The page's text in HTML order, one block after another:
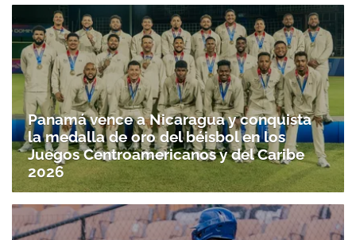
Panamá vence a Nicaragua y conquista
la medalla de oro del béisbol en los
Juegos Centroamericanos y del Caribe
2026